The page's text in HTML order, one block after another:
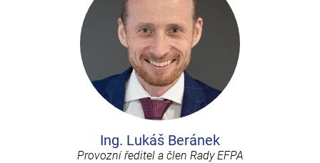
Ing. Lukáš Beránek
Provozní ředitel a člen Rady EFPA